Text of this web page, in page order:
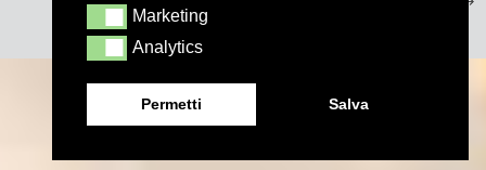
MarketingMarketing
AnalyticsAnalytics
Permetti Salva